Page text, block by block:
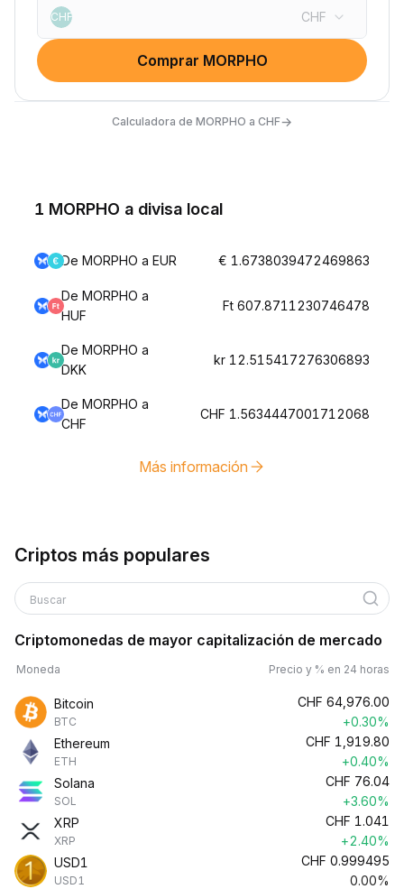
CHF CHF
Comprar MORPHO
Calculadora de MORPHO a CHF→
1 MORPHO a divisa local
De MORPHO a EUR € 1.6738039472469863
De MORPHO a
HUF
Ft 607.8711230746478
De MORPHO a
DKK
kr 12.515417276306893
De MORPHO a
CHF
CHF 1.5634447001712068
Más información
Criptos más populares
Buscar
Criptomonedas de mayor capitalización de mercado
Moneda Precio y % en 24 horas
Bitcoin
BTC
CHF 64,976.00
+0.30%
Ethereum
ETH
CHF 1,919.80
+0.40%
Solana
SOL
CHF 76.04
+3.60%
XRP
XRP
CHF 1.041
+2.40%
USD1
USD1
CHF 0.999495
0.00%